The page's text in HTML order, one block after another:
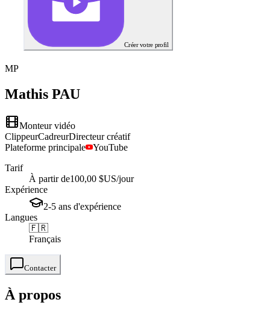
Créer votre profil
MP
Mathis PAU
Monteur vidéo
ClippeurCadreurDirecteur créatif
Plateforme principale
YouTube
Tarif
À partir de100,00 $US/jour
Expérience
2-5 ans d'expérience
Langues
🇫🇷
Français
Contacter
À propos